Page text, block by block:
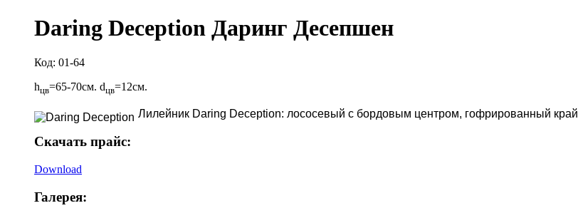
Daring Deception Даринг Десепшен
Код: 01-64
hцв=65-70см. dцв=12см.
Лилейник Daring Deception: лососевый с бордовым центром, гофрированный край
Скачать прайс:
Download
Галерея: